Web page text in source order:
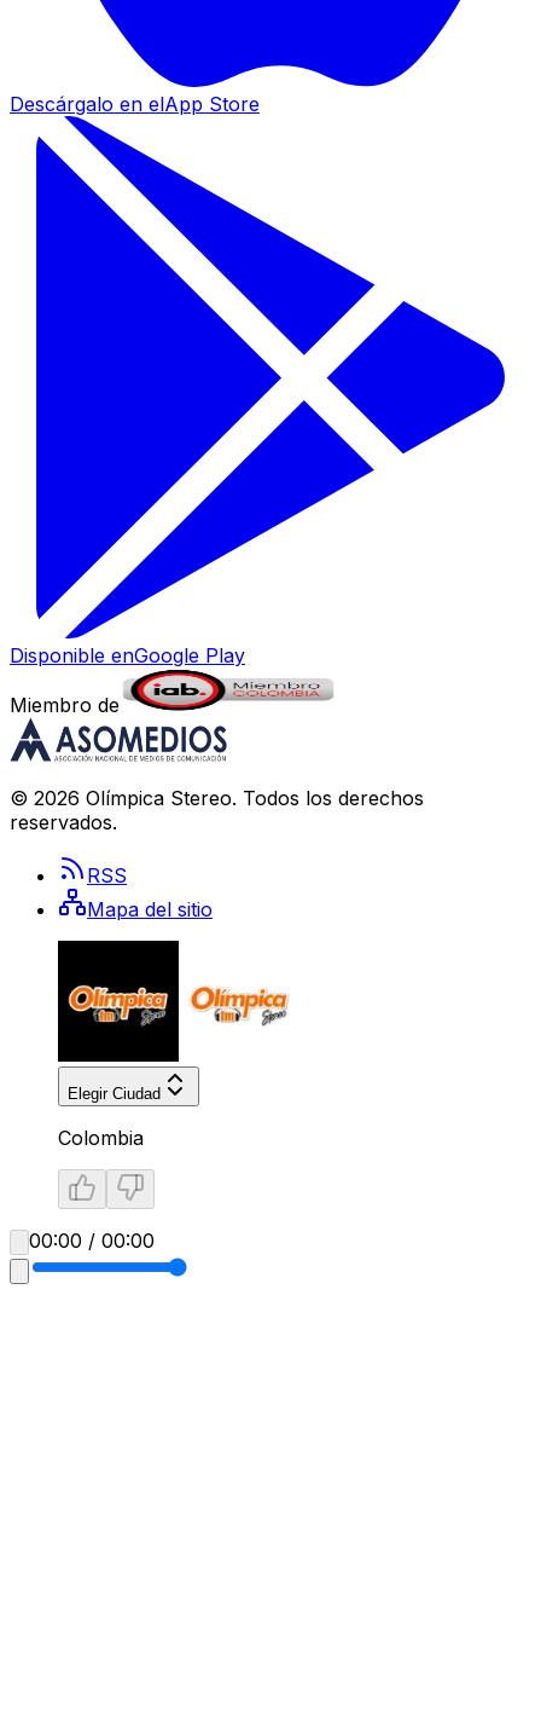
Descárgalo en elApp Store
Disponible enGoogle Play
Miembro de
© 2026 Olímpica Stereo. Todos los derechos
reservados.
RSS
Mapa del sitio
Elegir Ciudad
Colombia
00:00 / 00:00